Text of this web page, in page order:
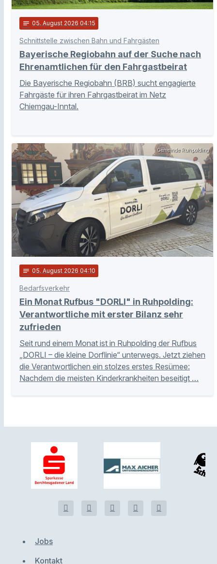
notes 05. August 2026 04:15
Schnittstelle zwischen Bahn und Fahrgästen
Bayerische Regiobahn auf der Suche nach
Ehrenamtlichen für den Fahrgastbeirat
Die Bayerische Regiobahn (BRB) sucht engagierte
Fahrgäste für ihren Fahrgastbeirat im Netz
Chiemgau-Inntal.
Gemeinde Ruhpolding
notes 05. August 2026 04:10
Bedarfsverkehr
Ein Monat Rufbus "DORLI" in Ruhpolding:
Verantwortliche mit erster Bilanz sehr
zufrieden
Seit rund einem Monat ist in Ruhpolding der Rufbus
„DORLI – die kleine Dorflinie“ unterwegs. Jetzt ziehen
die Verantwortlichen ein stolzes erstes Resümee:
Nachdem die meisten Kinderkrankheiten beseitigt …
Jobs
Kontakt